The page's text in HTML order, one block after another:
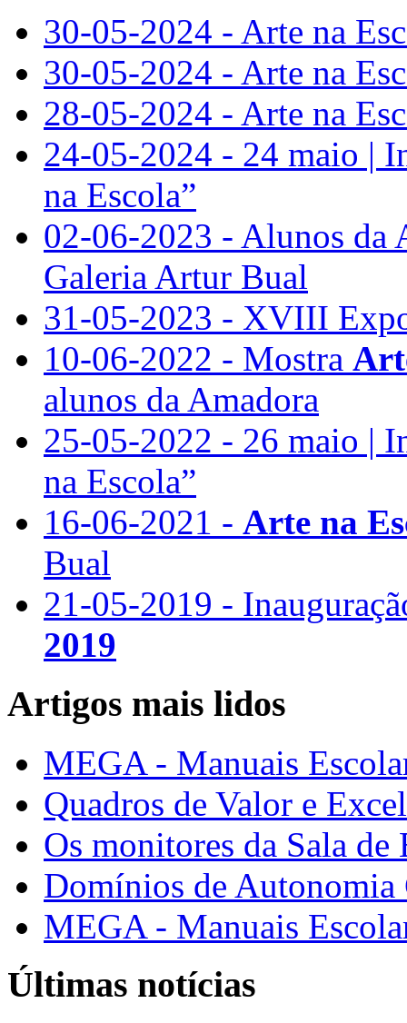
30-05-2024 - Arte na
30-05-2024 - Arte na
28-05-2024 - Arte na
24-05-2024 - 24 maio |
na Escola”
02-06-2023 - Alunos da
Galeria Artur Bual
31-05-2023 - XVIII
10-06-2022 - Mostra
alunos da Amadora
25-05-2022 - 26 maio |
na Escola”
16-06-2021 - Arte na
Bual
21-05-2019 -
2019
Artigos mais lidos
MEGA - Manuais
Quadros de Valor e
Os monitores da Sala de
Domínios de Autonomia
MEGA - Manuais
Últimas notícias